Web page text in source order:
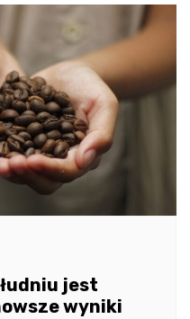
jest
wyniki